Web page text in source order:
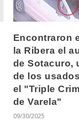
Encontraron
la Ribera el
de Sotacuro,
de los
el "Triple
de Varela"
09/30/2025